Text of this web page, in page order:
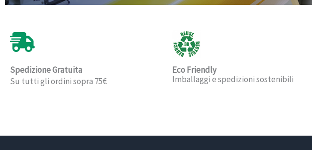
Spedizione Gratuita
Su tutti gli ordini sopra 75€
Eco Friendly
Imballaggi e spedizioni sostenibili